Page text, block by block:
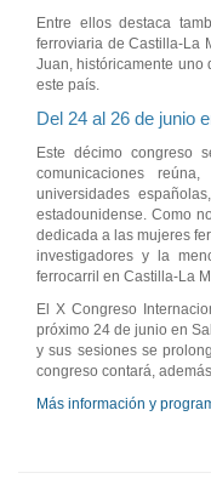
Entre ellos destaca
ferroviaria de Castilla-La
Juan, históricamente uno
este país.
Del 24 al 26 de junio
Este décimo congreso
comunicaciones
universidades
estadounidense. Como
dedicada a las mujeres
investigadores y la
ferrocarril en Castilla-La
El X Congreso
próximo 24 de junio en
y sus sesiones se
congreso contará,
Más información y